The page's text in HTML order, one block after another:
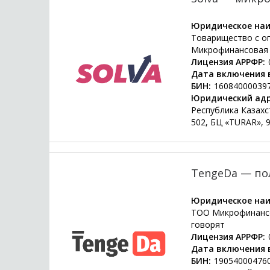
Юридическое
Товарищество с
Микрофинансовая
Лицензия АРРФР:
Дата включения
БИН:
Юридический
Республика
502, БЦ «TURAR»,
TengeDa —
Юридическое
TOO
говорят
Лицензия АРРФР:
Дата включения
БИН: